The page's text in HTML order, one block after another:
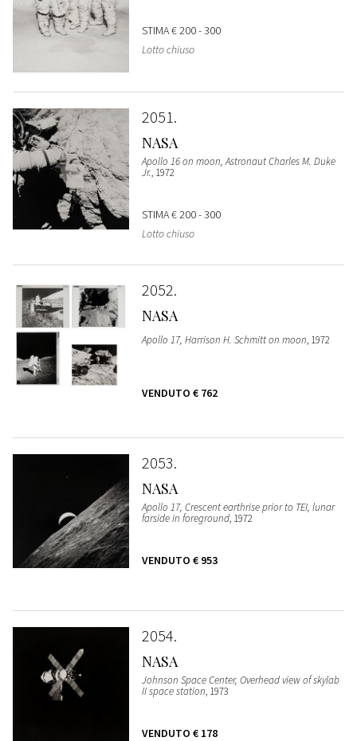
STIMA€ 200 - 300
Lotto chiuso
2051
NASA
Apollo 16 on moon, Astronaut Charles M. Duke
Jr., 1972
STIMA€ 200 - 300
Lotto chiuso
2052
NASA
Apollo 17, Harrison H. Schmitt on moon, 1972
VENDUTO € 762
2053
NASA
Apollo 17, Crescent earthrise prior to TEI, lunar
farside in foreground, 1972
VENDUTO € 953
2054
NASA
Johnson Space Center, Overhead view of skylab
II space station, 1973
VENDUTO € 178